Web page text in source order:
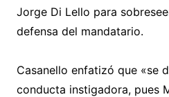
Jorge Di Lello para
defensa del mandatario.
Casanello enfatizó que «se
conducta instigadora, pues